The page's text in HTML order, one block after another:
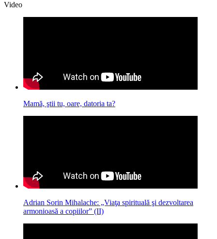
Video
Mamă, ştii tu, oare, datoria ta?
Adrian Sorin Mihalache: „Viaţa spirituală şi dezvoltarea
armonioasă a copiilor” (II)